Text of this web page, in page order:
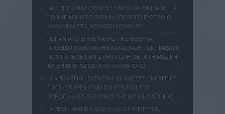
MΕ ΕΠΙΤΥΧΙΑ Η ΤΕΛΕΤΗ ΤΙΜΗΣ ΚΑΙ ΜΝΗΜΗΣ ΓΙΑ
ΤΟΝ ΑΕΙΜΝΗΣΤΟ ΠΡΩΗΝ ΥΠΟΥΡΓΟ ΕΥΣΤΑΘΙΟ
ΜΑΛΑΜΙΔΑ ΣΤΟ ΝΕΟΧΩΡΙ ΔΟΜΟΚΟΥ
ΙΣΠΑΝΙΑ: Ο ΕΠΙΚΕΦΑΛΗΣ ΤΗΣ ΘΕΟΥΤΑ
ΠΡΟΕΙΔΟΠΟΙΕΙ ΓΙΑ ΤΗΝ ΚΑΤΑΣΤΑΣΗ ΤΩΝ ΠΑΙΔΙΩΝ
ΠΟΥ ΠΑΡΕΜΕΙΝΑΝ ΣΤΗΝ ΠΟΛΗ ΜΕΤΑ ΤΗ ΜΑΖΙΚΗ
ΑΦΙΞΗ ΑΝΘΡΩΠΩΝ ΑΠΟ ΤΟ ΜΑΡΟΚΟ
ΔΙΥΠΟΥΡΓΙΚΗ ΣΥΣΚΕΨΗ: ΟΙ ΑΜΕΣΕΣ ΕΝΕΡΓΕΙΕΣ
ΓΙΑ ΤΗ ΣΤΗΡΙΞΗ ΤΩΝ ΠΛΗΓΕΝΤΩΝ ΣΤΙΣ
ΠΥΡΟΠΛΗΚΕΣ ΠΕΡΙΟΧΕΣ ΤΗΣ ΔΥΤΙΚΗΣ ΑΤΤΙΚΗΣ
ΑΜΕΣΗ ΚΡΑΤΙΚΗ ΑΡΩΓΗ ΚΑΙ ΣΤΗΡΙΞΗ ΤΩΝ